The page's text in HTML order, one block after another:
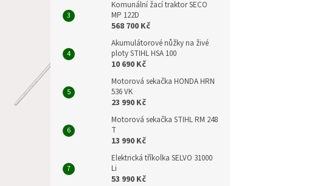
Komunální žací traktor SECO
MP 122D
568 700 Kč
Akumulátorové nůžky na živé
ploty STIHL HSA 100
10 690 Kč
Motorová sekačka HONDA HRN
536 VK
23 990 Kč
Motorová sekačka STIHL RM 248
T
13 990 Kč
Elektrická tříkolka SELVO 31000
Li
53 990 Kč